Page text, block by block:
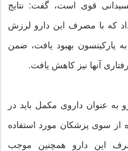
قوی است، گفت: نتایج
که با مصرف این دارو لرزش
پارکینسون بهبود یافت، ضمن
آنها نیز کاهش یافت.
به عنوان داروی مکمل باید در
از سوی پزشکان مورد استفاده
این دارو همچنین موجب